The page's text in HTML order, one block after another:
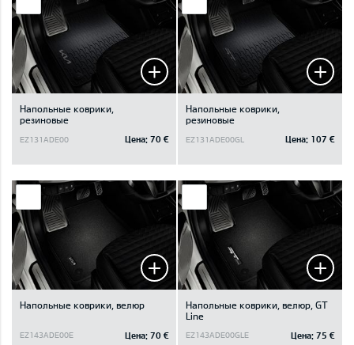
Напольные коврики,
резиновые
EZ131ADE00 Цена: 70 €
Напольные коврики,
резиновые
EZ131ADE00GL Цена: 107 €
Напольные коврики, велюр
EZ143ADE00E Цена: 70 €
Напольные коврики, велюр, GT
Line
EZ143ADE00GLE Цена: 75 €